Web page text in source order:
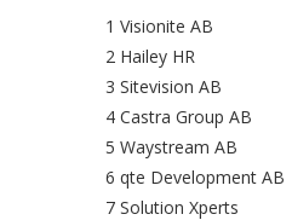
1 Visionite AB
2 Hailey HR
3 Sitevision AB
4 Castra Group AB
5 Waystream AB
6 qte Development AB
7 Solution Xperts